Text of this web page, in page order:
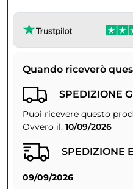
Quando riceverò
SPEDIZIONE
Puoi ricevere questo
Ovvero il: 10/09/2026
SPEDIZIONE
09/09/2026